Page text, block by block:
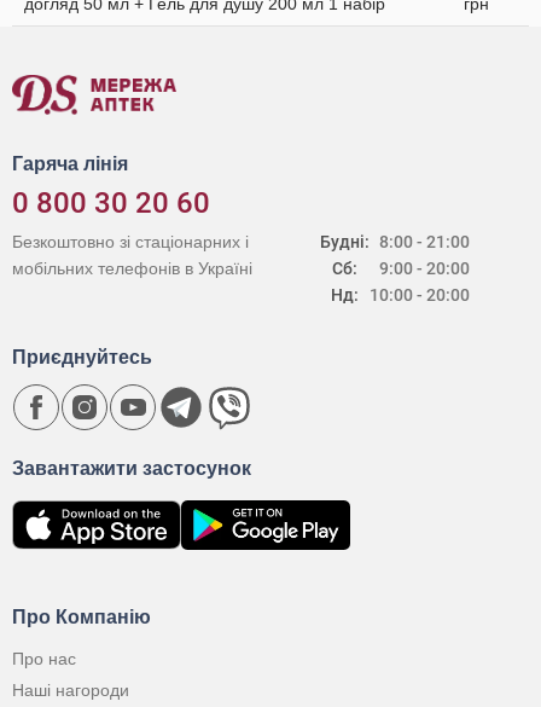
Гаряча лінія
0 800 30 20 60
Будні:
Сб:
Нд:
8:00 - 21:00
9:00 - 20:00
10:00 - 20:00
Безкоштовно зі стаціонарних і
мобільних телефонів в Україні
Про Компанію
Про нас
Наші нагороди
Завантажити застосунок
Приєднуйтесь